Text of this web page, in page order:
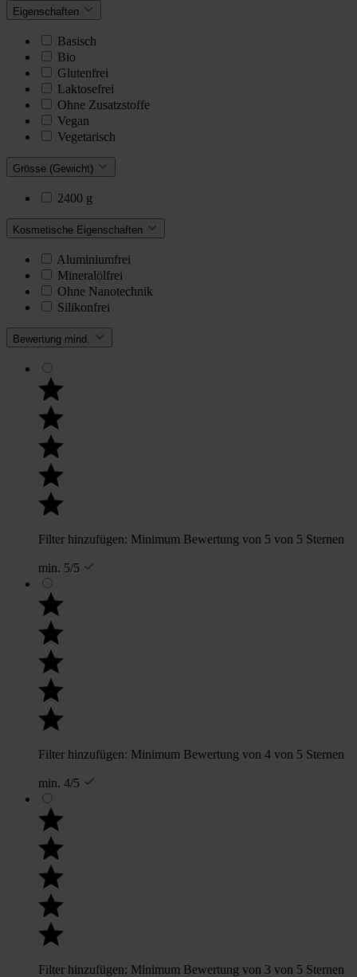
Eigenschaften
Basisch
Bio
Glutenfrei
Laktosefrei
Ohne Zusatzstoffe
Vegan
Vegetarisch
Grösse (Gewicht)
2400 g
Kosmetische Eigenschaften
Aluminiumfrei
Mineralölfrei
Ohne Nanotechnik
Silikonfrei
Bewertung mind.
Filter hinzufügen: Minimum Bewertung von 5 von 5 Sternen
min. 5/5
Filter hinzufügen: Minimum Bewertung von 4 von 5 Sternen
min. 4/5
Filter hinzufügen: Minimum Bewertung von 3 von 5 Sternen